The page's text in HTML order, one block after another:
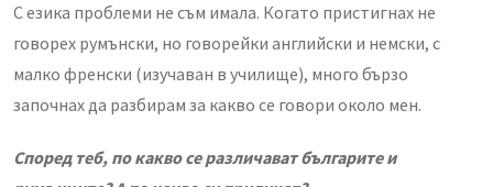
С езика проблеми не съм имала. Когато пристигнах не
говорех румънски, но говорейки английски и немски, с
малко френски (изучаван в училище), много бързо
започнах да разбирам за какво се говори около мен.
Според теб, по какво се различават българите и